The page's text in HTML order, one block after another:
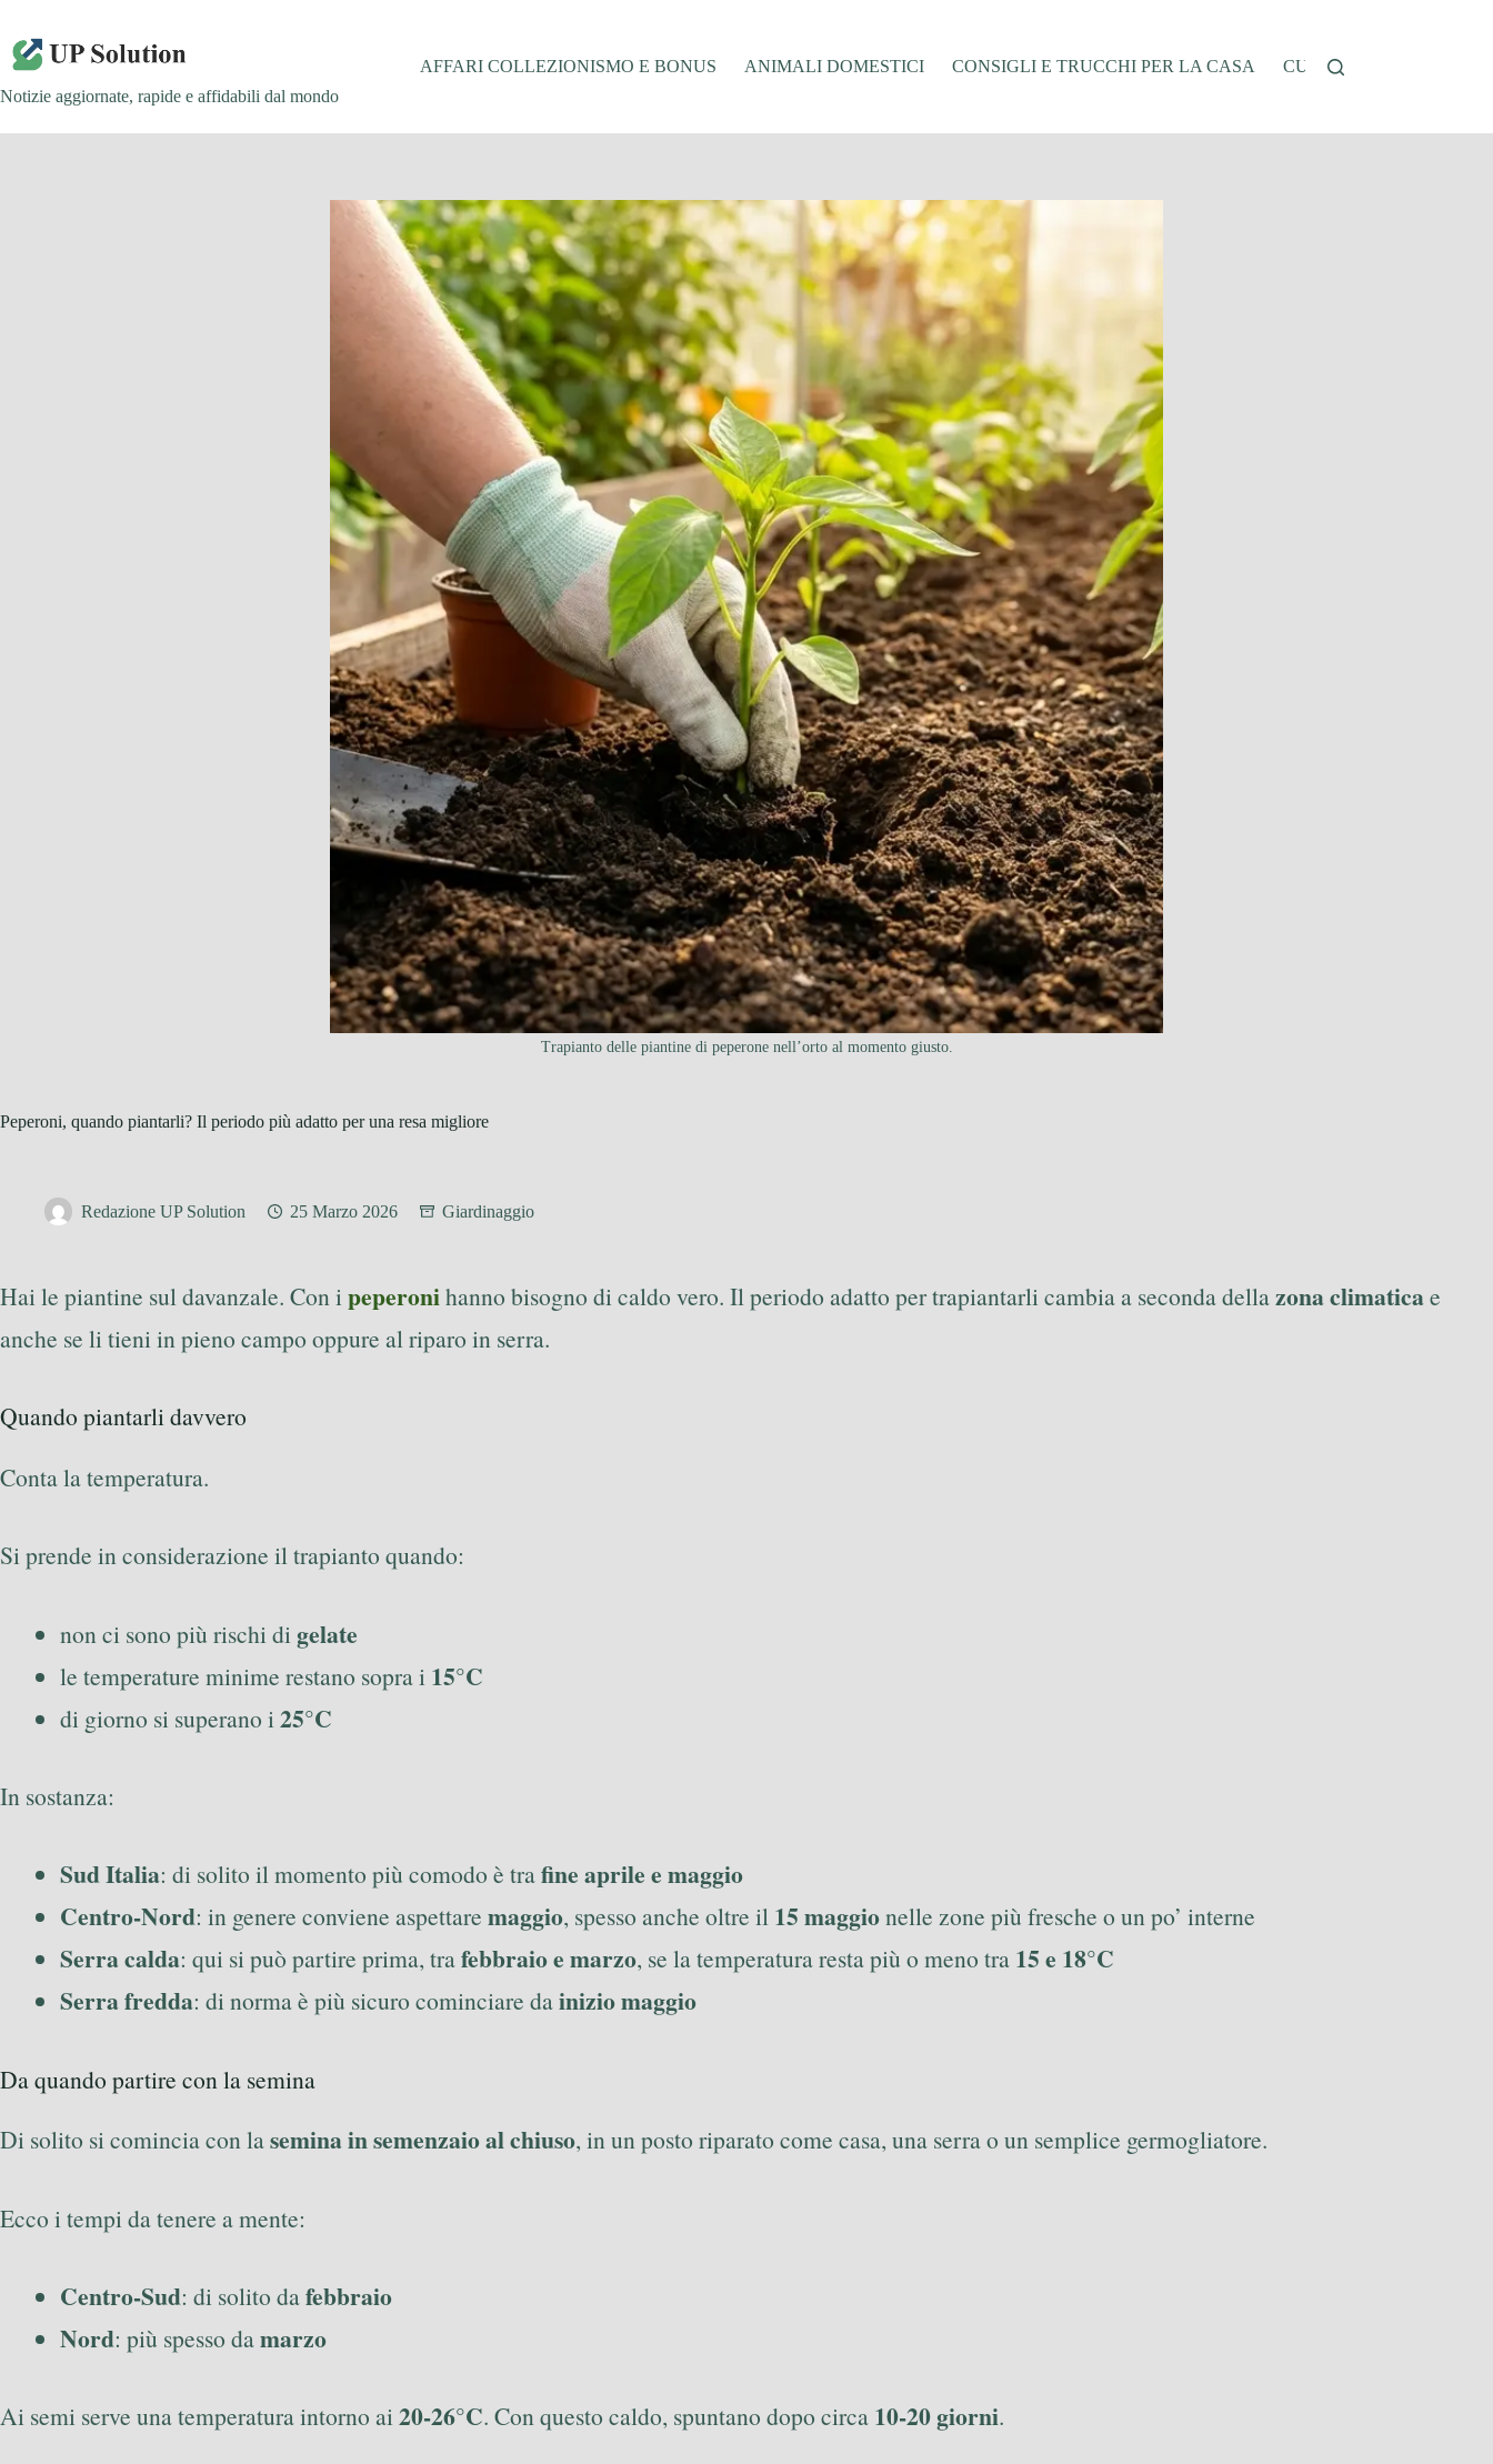
contenuto
Notizie aggiornate, rapide e affidabili dal mondo
AFFARI COLLEZIONISMO E BONUS ANIMALI DOMESTICI CONSIGLI E TRUCCHI PER LA CASA CUCINA E RICETTE
Trapianto delle piantine di peperone nell’orto al momento giusto.
Peperoni, quando piantarli? Il periodo più adatto per una resa migliore
Redazione UP Solution 25 Marzo 2026 Giardinaggio
Hai le piantine sul davanzale. Con ipeperonihanno bisogno di caldo vero. Il periodo adatto per trapiantarli cambia a seconda dellazona climaticae
anche se li tieni in pieno campo oppure al riparo in serra.
Quando piantarli davvero
Conta la temperatura.
Si prende in considerazione il trapianto quando:
non ci sono più rischi di gelate
le temperature minime restano sopra i 15°C
di giorno si superano i 25°C
In sostanza:
Sud Italia: di solito il momento più comodo è trafine aprile e maggio
Centro-Nord: in genere conviene aspettare maggio, spesso anche oltre il 15 maggionelle zone più fresche o un po’ interne
Serra calda: qui si può partire prima, trafebbraio e marzo, se la temperatura resta più o meno tra 15 e 18°C
Serra fredda: di norma è più sicuro cominciare dainizio maggio
Da quando partire con la semina
Di solito si comincia con lasemina in semenzaio al chiuso, in un posto riparato come casa, una serra o un semplice germogliatore.
Ecco i tempi da tenere a mente:
Centro-Sud: di solito dafebbraio
Nord: più spesso damarzo
Ai semi serve una temperatura intorno ai20-26°C. Con questo caldo, spuntano dopo circa 10-20 giorni.